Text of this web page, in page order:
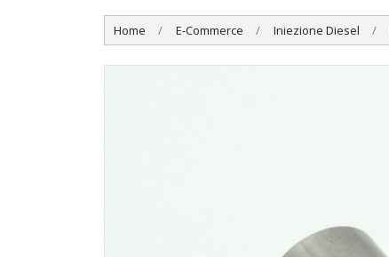
Home E-Commerce Iniezione Diesel